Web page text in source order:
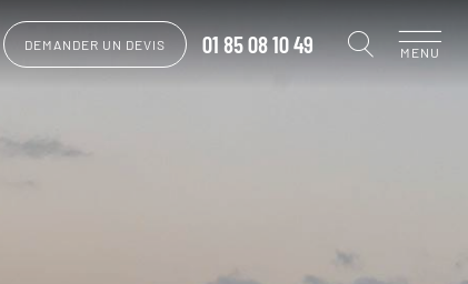
DEMANDER UN DEVIS 01 85 08 10 49 MENU